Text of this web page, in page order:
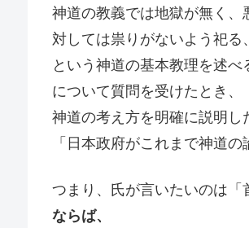
神道の教義では地獄が無く
対しては祟りがないよう祀る、
という神道の基本教理を述
について質問を受けたとき、
神道の考え方を明確に説明し
「日本政府がこれまで神道
つまり、氏が言いたいのは「
ならば、